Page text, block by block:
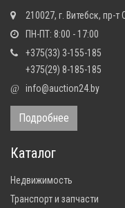
210027, г. Витебск, пр-
ПН-ПТ: 8:00 - 17:00
+375(33) 3-155-185
+375(29) 8-185-185
@ info@auction24.by
Подробнее
Каталог
Недвижимость
Транспорт и запчасти